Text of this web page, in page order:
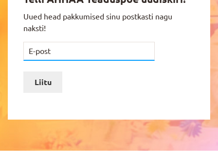
Uued head pakkumised sinu postkasti nagu
naksti!
Liitu